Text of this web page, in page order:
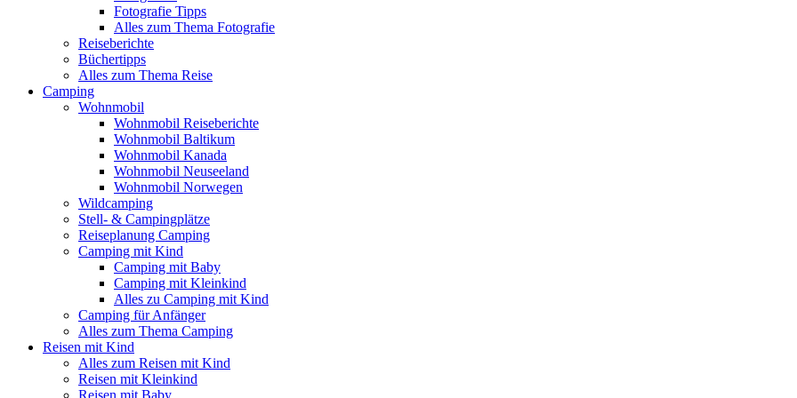
Fotografie Tipps
Alles zum Thema Fotografie
Reiseberichte
Büchertipps
Alles zum Thema Reise
Camping
Wohnmobil
Wohnmobil Reiseberichte
Wohnmobil Baltikum
Wohnmobil Kanada
Wohnmobil Neuseeland
Wohnmobil Norwegen
Wildcamping
Stell- & Campingplätze
Reiseplanung Camping
Camping mit Kind
Camping mit Baby
Camping mit Kleinkind
Alles zu Camping mit Kind
Camping für Anfänger
Alles zum Thema Camping
Reisen mit Kind
Alles zum Reisen mit Kind
Reisen mit Kleinkind
Reisen mit Baby